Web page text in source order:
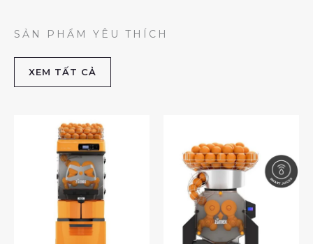
SẢN PHẨM YÊU THÍCH
XEM TẤT CẢ